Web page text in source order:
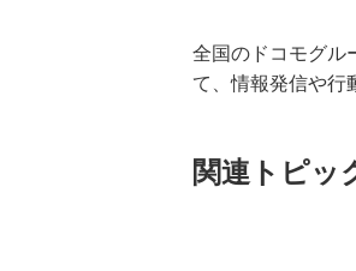
全国のドコモグル
て、情報発信や行
関連トピッ